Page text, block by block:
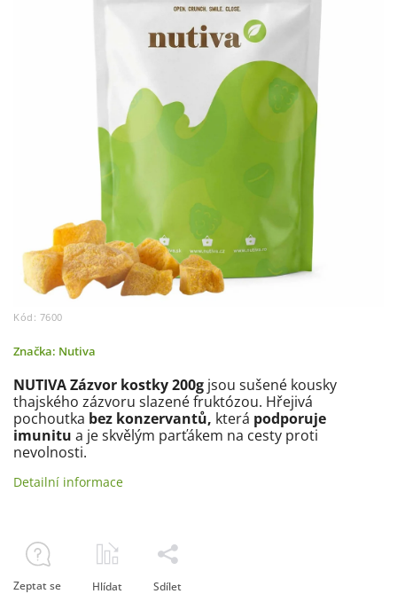
Kód: 7600
Značka: Nutiva
NUTIVA Zázvor kostky 200g jsou sušené kousky
thajského zázvoru slazené fruktózou. Hřejivá
pochoutka bez konzervantů, která podporuje
imunitu a je skvělým parťákem na cesty proti
nevolnosti.
Detailní informace
Zeptat se Hlídat Sdílet